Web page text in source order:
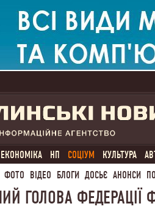
ЕКОНОМІКА НП СОЦІУМ КУЛЬТУРА
ФОТО ВІДЕО БЛОГИ ДОСЬЄ АНОНСИ
ГОЛОВА ФЕДЕРАЦІЇ